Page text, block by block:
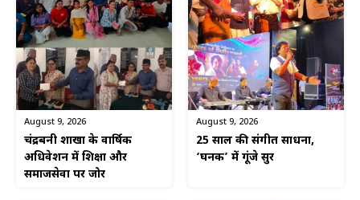
August 9, 2026
चंद्रबनी शाखा के वार्षिक
अधिवेशन में शिक्षा और
समाजसेवा पर जोर
August 9, 2026
25 साल की संगीत साधना,
‘घनक’ में गूंजे सुर